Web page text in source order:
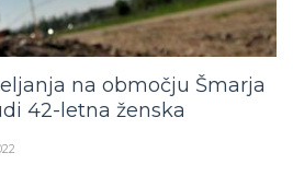
na območju Šmarja
42-letna ženska